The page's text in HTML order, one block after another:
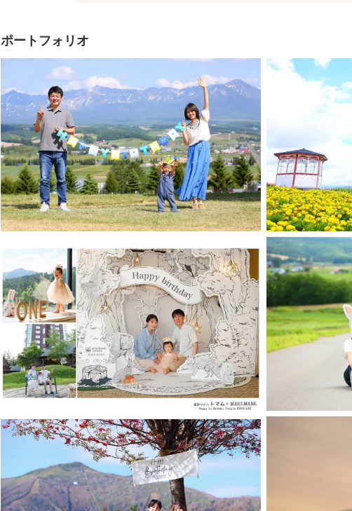
・埼玉県所沢市出身
・カメラを抱え日本中を旅して、いちばん魅力を感じた富良野に移住。
・2004年〜星野リゾートトマム（ウェディング・広報撮影など担当）
・2011年 退社し、写真事務所「四季風舎」を開業。
現在は富良野・トマムでの ウェディング撮影をはじめ、ファミリー・カップ
影に励んでいる。
↓↓人物像とこれまでの作品を知って頂きたいので、ぜひこちらもご覧くだ
公式HP ▷ furano-shikifusya.com
Instagram ▷ https://www.instagram.com/shikifusya_photo/
Facebook ▷ https://www.facebook.com/shikiusya
ポートフォリオ